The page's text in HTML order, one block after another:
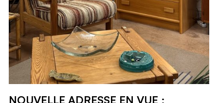
NOUVELLE ADRESSE EN VUE :